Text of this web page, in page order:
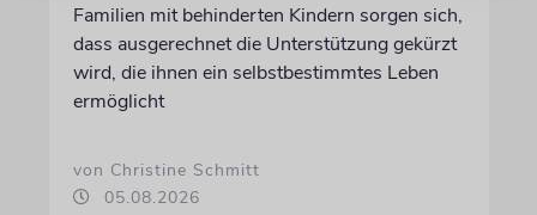
Familien mit behinderten Kindern sorgen sich,
dass ausgerechnet die Unterstützung gekürzt
wird, die ihnen ein selbstbestimmtes Leben
ermöglicht
von Christine Schmitt
05.08.2026